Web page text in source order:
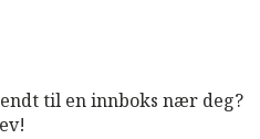
til en innboks nær deg?